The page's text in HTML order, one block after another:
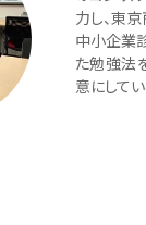
力し、東
中小企業
た勉強法
意にしてい